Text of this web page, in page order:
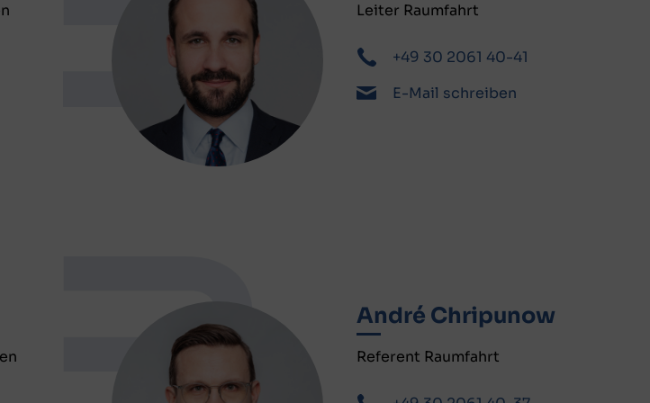
Leiter Raumfahrt
+49 30 2061 40-41
E-Mail schreiben
André Chripunow
Referent Raumfahrt